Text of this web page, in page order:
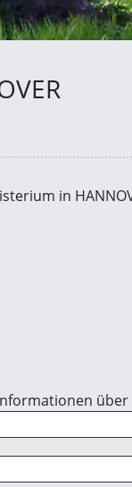
in